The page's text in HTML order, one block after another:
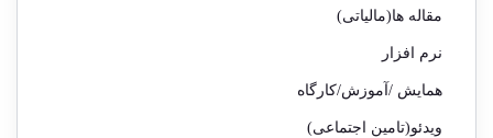
مقاله ها(مالیاتی)
نرم افزار
همایش /آموزش/کارگاه
ویدئو(تامین اجتماعی)